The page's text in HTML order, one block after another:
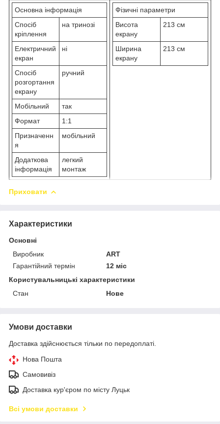
Основна інформація
Спосіб
кріплення
на тринозі
Електричний
екран
ні
Спосіб
розгортання
екрану
ручний
Мобільний
так
Формат
1:1
Призначенн
я
мобільний
Додаткова
інформація
легкий
монтаж
Фізичні параметри
Висота
екрану
213 см
Ширина
екрану
213 см
Приховати
Характеристики
Основні
Виробник
ART
Гарантійний термін
12 міс
Користувальницькі характеристики
Стан
Нове
Умови доставки
Доставка здійснюється тільки по передоплаті.
Нова Пошта
Самовивіз
Доставка кур'єром по місту Луцьк
Всі умови доставки